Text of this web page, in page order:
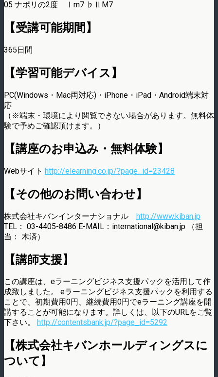
05 ナポリの2度 Ⅰm7 ♭ⅡM7
【受講可能期間】
365日間
【学習可能デバイス】
PC(Windows・Mac両対応)・iPhone・iPad・Android端末対
応
（※端末・環境により閲覧できない場合があります。無料体
験で予めご確認頂けます。）
【講座のお申込み・無料体験】
Webサイト http://elearning.co.jp/?page_id=23428
【その他のお問い合わせ】
株式会社キバンインターナショナル http://www.kiban.jp
TEL： 03-4405-8486 E-MAIL：international@kiban.jp （担
当： 木済）
【講師支援】
この講座は、eラーニングビジネス支援パックを活用して作
成致しました。 eラーニングビジネス支援パックを利用する
ことで、初期費用0円、継続費用0円でeラーニング講座を開
講することが可能になります。詳しくは、以下のURLをご覧
下さい。
http://contentsbank.jp/?page_id=5292
【株式会社キバンホールディングスに
ついて】